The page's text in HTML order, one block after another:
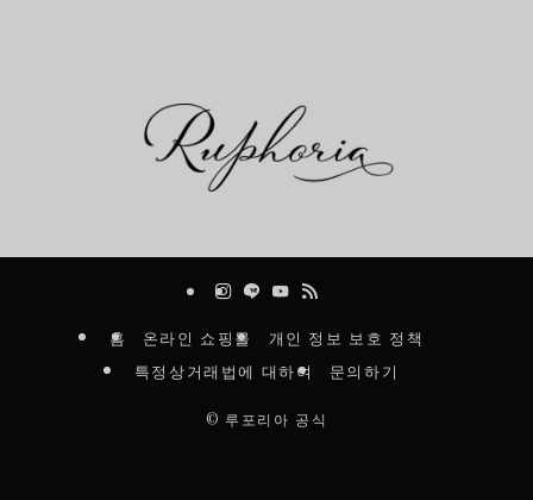
홈 온라인 쇼핑몰
개인 정보 보호 정책
특정상거래법에 대하여
문의하기
© 루포리아 공식